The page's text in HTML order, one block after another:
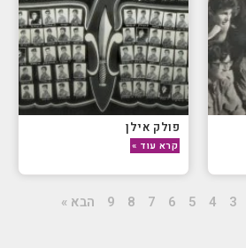
פולק אילן
קרא עוד »
3
4
5
6
7
8
9 הבא »